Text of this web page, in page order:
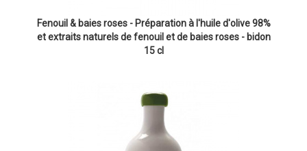
Fenouil & baies roses - Préparation à l'huile d'olive 98%
et extraits naturels de fenouil et de baies roses - bidon
15 cl